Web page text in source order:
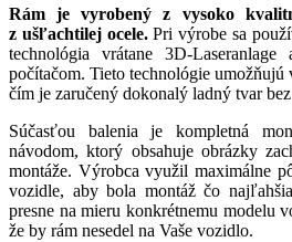
Rám je vyrobený z vysoko
z ušľachtilej ocele.Pri výrobe sa
technológia vrátane 3D-
počítačom. Tieto technológie
čím je zaručený dokonalý ladný tvar
Súčasťou balenia je kompletná
návodom, ktorý obsahuje obrázky
montáže. Výrobca využil maximálne
vozidle, aby bola montáž čo
presne na mieru konkrétnemu modelu
že by rám nesedel na Vaše vozidlo.